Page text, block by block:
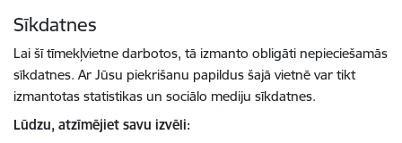
Sīkdatnes
Lai šī tīmekļvietne darbotos, tā izmanto obligāti nepieciešamās
sīkdatnes. Ar Jūsu piekrišanu papildus šajā vietnē var tikt
izmantotas statistikas un sociālo mediju sīkdatnes.
Lūdzu, atzīmējiet savu izvēli: